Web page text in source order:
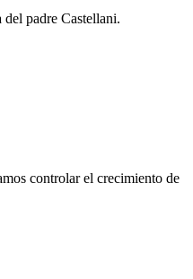
padre Castellani.
controlar el crecimiento de